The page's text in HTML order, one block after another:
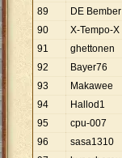
89
DE Bember
90
X-Tempo-X
91
ghettonen
92
Bayer76
93
Makawee
94
Hallod1
95
cpu-007
96
sasa1310